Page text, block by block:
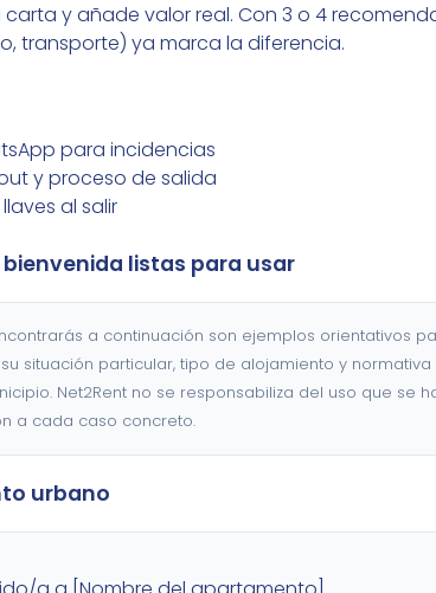
y añade valor real. Con 3 o 4
transporte) ya marca la diferencia.
para incidencias
y proceso de salida
al salir
listas para usar
a continuación son ejemplos orientativos
situación particular, tipo de alojamiento y
Net2Rent no se responsabiliza del uso que se
a cada caso concreto.
urbano